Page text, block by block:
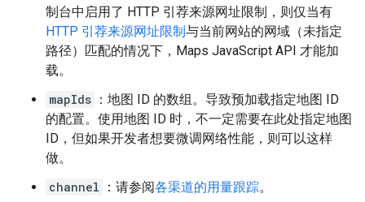
制台中启用了 HTTP 引荐来源网址限制，则仅当有
HTTP 引荐来源网址限制与当前网站的网域（未指定
路径）匹配的情况下，Maps JavaScript API 才能加
载。
mapIds ：地图 ID 的数组。导致预加载指定地图 ID
的配置。使用地图 ID 时，不一定需要在此处指定地图
ID，但如果开发者想要微调网络性能，则可以这样
做。
channel
：请参阅各渠道的用量跟踪。